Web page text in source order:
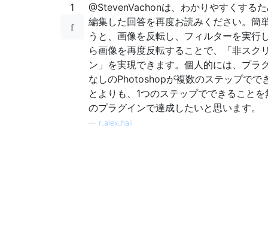
1
@StevenVachonは、わかりやすくする
編集した回答を再度お読みください。簡
うと、画像を反転し、フィルターを実行
ら画像を再度反転することで、「非スク
ン」を実現できます。個人的には、プラ
なしのPhotoshopが複数のステップでで
とよりも、1つのステップでできることを
のプラグインで達成したいと思います。
r_alex_hall